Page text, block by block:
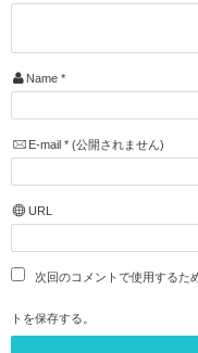
Name *
E-mail *(公開されません)
URL
次回のコメントで使用するた
トを保存する。